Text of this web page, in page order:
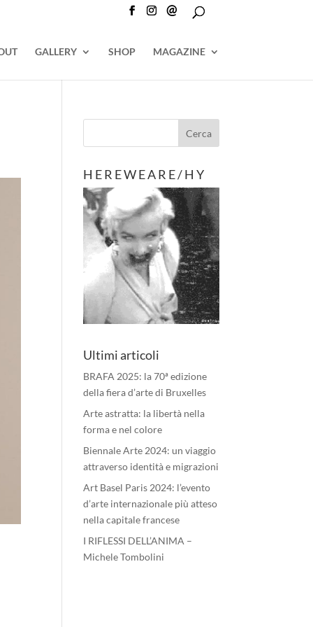
@
GALLERY SHOP MAGAZINE
H E R E W E A R E / H Y
Ultimi articoli
BRAFA 2025: la 70ª edizione
della fiera d’arte di Bruxelles
Arte astratta: la libertà nella
forma e nel colore
Biennale Arte 2024: un viaggio
attraverso identità e migrazioni
Art Basel Paris 2024: l’evento
d’arte internazionale più atteso
nella capitale francese
I RIFLESSI DELL’ANIMA –
Michele Tombolini